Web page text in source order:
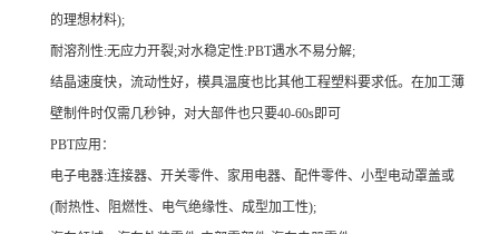
的理想材料);
耐溶剂性:无应力开裂;对水稳定性:PBT遇水不易分解;
结晶速度快，流动性好，模具温度也比其他工程塑料要求低。在加工薄
壁制件时仅需几秒钟，对大部件也只要40-60s即可
PBT应用：
电子电器:连接器、开关零件、家用电器、配件零件、小型电动罩盖或
(耐热性、阻燃性、电气绝缘性、成型加工性);